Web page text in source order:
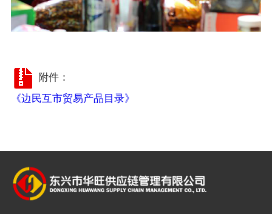
附件：
《边民互市贸易产品目录》